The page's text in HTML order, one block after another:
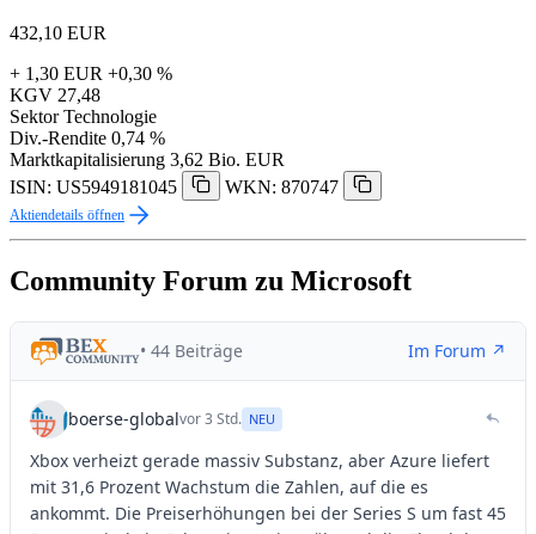
432,10 EUR
+ 1,30 EUR +0,30 %
KGV 27,48
Sektor Technologie
Div.-Rendite 0,74 %
Marktkapitalisierung 3,62 Bio. EUR
ISIN: US5949181045
WKN: 870747
Aktiendetails öffnen
Community Forum zu Microsoft